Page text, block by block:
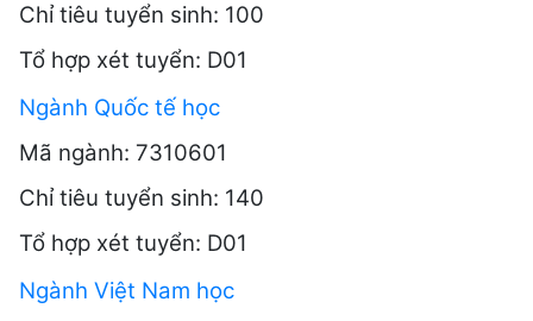
Chỉ tiêu tuyển sinh: 100
Tổ hợp xét tuyển: D01
Ngành Quốc tế học
Mã ngành: 7310601
Chỉ tiêu tuyển sinh: 140
Tổ hợp xét tuyển: D01
Ngành Việt Nam học